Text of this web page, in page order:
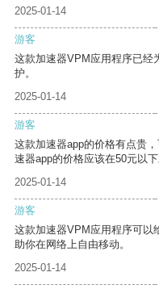
2025-01-14
游客
这款加速器VPM应用程序已经
护。
2025-01-14
游客
这款加速器app的价格有点贵
速器app的价格应该在50元以下
2025-01-14
游客
这款加速器VPM应用程序可以
助你在网络上自由移动。
2025-01-14